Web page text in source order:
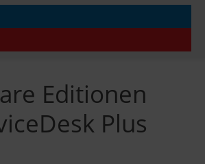
Editionen
Plus